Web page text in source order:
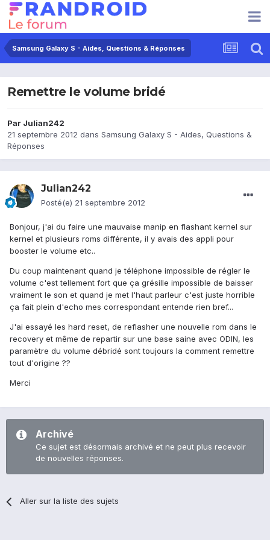
Samsung Galaxy S - Aides, Questions & Réponses
Remettre le volume bridé
Par Julian242
21 septembre 2012 dans Samsung Galaxy S - Aides, Questions &
Réponses
Julian242
Posté(e) 21 septembre 2012
Bonjour, j'ai du faire une mauvaise manip en flashant kernel sur
kernel et plusieurs roms différente, il y avais des appli pour
booster le volume etc..
Du coup maintenant quand je téléphone impossible de régler le
volume c'est tellement fort que ça grésille impossible de baisser
vraiment le son et quand je met l'haut parleur c'est juste horrible
ça fait plein d'echo mes correspondant entende rien bref...
J'ai essayé les hard reset, de reflasher une nouvelle rom dans le
recovery et même de repartir sur une base saine avec ODIN, les
paramètre du volume débridé sont toujours la comment remettre
tout d'origine ??
Merci
Archivé
Ce sujet est désormais archivé et ne peut plus recevoir
de nouvelles réponses.
Aller sur la liste des sujets